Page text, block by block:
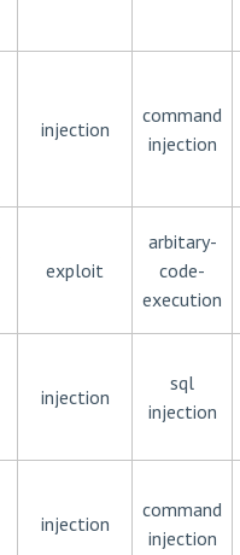
injection
command
injection
exploit
arbitary-
code-
execution
injection
sql
injection
injection
command
injection